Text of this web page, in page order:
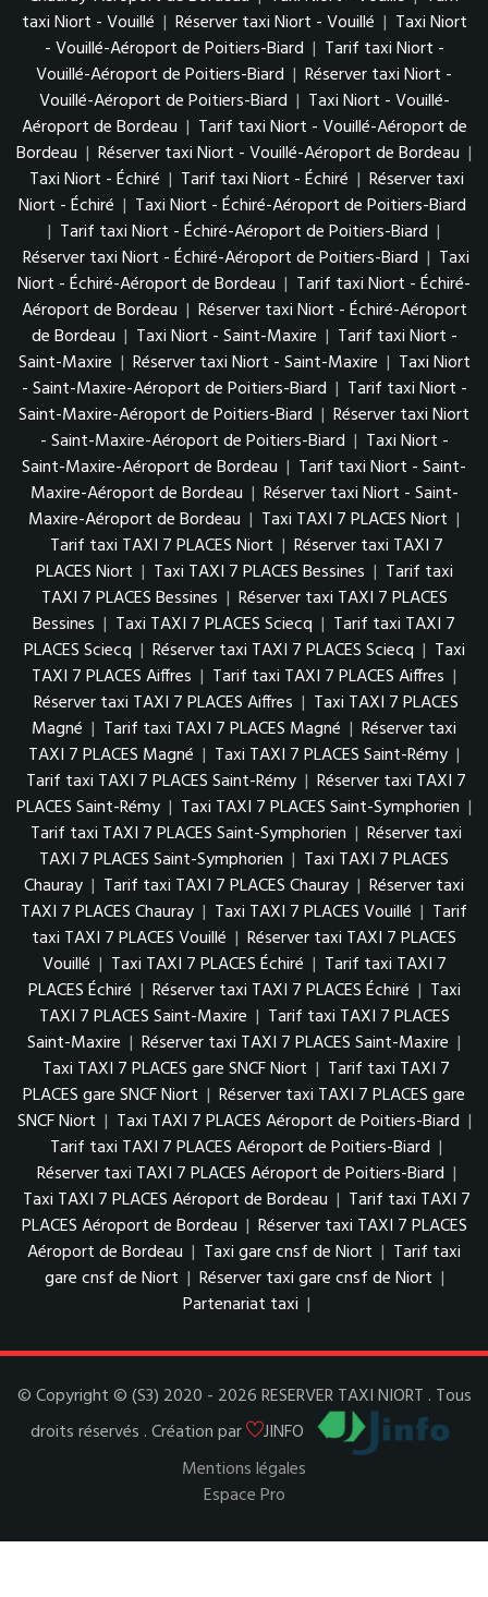
taxi Niort - Vouillé | Réserver taxi Niort - Vouillé | Taxi Niort
- Vouillé-Aéroport de Poitiers-Biard | Tarif taxi Niort -
Vouillé-Aéroport de Poitiers-Biard | Réserver taxi Niort -
Vouillé-Aéroport de Poitiers-Biard | Taxi Niort - Vouillé-
Aéroport de Bordeau | Tarif taxi Niort - Vouillé-Aéroport de
Bordeau | Réserver taxi Niort - Vouillé-Aéroport de Bordeau |
Taxi Niort - Échiré | Tarif taxi Niort - Échiré | Réserver taxi
Niort - Échiré | Taxi Niort - Échiré-Aéroport de Poitiers-Biard
| Tarif taxi Niort - Échiré-Aéroport de Poitiers-Biard |
Réserver taxi Niort - Échiré-Aéroport de Poitiers-Biard | Taxi
Niort - Échiré-Aéroport de Bordeau | Tarif taxi Niort - Échiré-
Aéroport de Bordeau | Réserver taxi Niort - Échiré-Aéroport
de Bordeau | Taxi Niort - Saint-Maxire | Tarif taxi Niort -
Saint-Maxire | Réserver taxi Niort - Saint-Maxire | Taxi Niort
- Saint-Maxire-Aéroport de Poitiers-Biard | Tarif taxi Niort -
Saint-Maxire-Aéroport de Poitiers-Biard | Réserver taxi Niort
- Saint-Maxire-Aéroport de Poitiers-Biard | Taxi Niort -
Saint-Maxire-Aéroport de Bordeau | Tarif taxi Niort - Saint-
Maxire-Aéroport de Bordeau | Réserver taxi Niort - Saint-
Maxire-Aéroport de Bordeau | Taxi TAXI 7 PLACES Niort |
Tarif taxi TAXI 7 PLACES Niort | Réserver taxi TAXI 7
PLACES Niort | Taxi TAXI 7 PLACES Bessines | Tarif taxi
TAXI 7 PLACES Bessines | Réserver taxi TAXI 7 PLACES
Bessines | Taxi TAXI 7 PLACES Sciecq | Tarif taxi TAXI 7
PLACES Sciecq | Réserver taxi TAXI 7 PLACES Sciecq | Taxi
TAXI 7 PLACES Aiffres | Tarif taxi TAXI 7 PLACES Aiffres |
Réserver taxi TAXI 7 PLACES Aiffres | Taxi TAXI 7 PLACES
Magné | Tarif taxi TAXI 7 PLACES Magné | Réserver taxi
TAXI 7 PLACES Magné | Taxi TAXI 7 PLACES Saint-Rémy |
Tarif taxi TAXI 7 PLACES Saint-Rémy | Réserver taxi TAXI 7
PLACES Saint-Rémy | Taxi TAXI 7 PLACES Saint-Symphorien |
Tarif taxi TAXI 7 PLACES Saint-Symphorien | Réserver taxi
TAXI 7 PLACES Saint-Symphorien | Taxi TAXI 7 PLACES
Chauray | Tarif taxi TAXI 7 PLACES Chauray | Réserver taxi
TAXI 7 PLACES Chauray | Taxi TAXI 7 PLACES Vouillé | Tarif
taxi TAXI 7 PLACES Vouillé | Réserver taxi TAXI 7 PLACES
Vouillé | Taxi TAXI 7 PLACES Échiré | Tarif taxi TAXI 7
PLACES Échiré | Réserver taxi TAXI 7 PLACES Échiré | Taxi
TAXI 7 PLACES Saint-Maxire | Tarif taxi TAXI 7 PLACES
Saint-Maxire | Réserver taxi TAXI 7 PLACES Saint-Maxire |
Taxi TAXI 7 PLACES gare SNCF Niort | Tarif taxi TAXI 7
PLACES gare SNCF Niort | Réserver taxi TAXI 7 PLACES gare
SNCF Niort | Taxi TAXI 7 PLACES Aéroport de Poitiers-Biard |
Tarif taxi TAXI 7 PLACES Aéroport de Poitiers-Biard |
Réserver taxi TAXI 7 PLACES Aéroport de Poitiers-Biard |
Taxi TAXI 7 PLACES Aéroport de Bordeau | Tarif taxi TAXI 7
PLACES Aéroport de Bordeau | Réserver taxi TAXI 7 PLACES
Aéroport de Bordeau | Taxi gare cnsf de Niort | Tarif taxi
gare cnsf de Niort | Réserver taxi gare cnsf de Niort |
Partenariat taxi |
© Copyright © (S3) 2020 - 2026 RESERVER TAXI NIORT . Tous
droits réservés . Création par
JINFO
Mentions légales
Espace Pro